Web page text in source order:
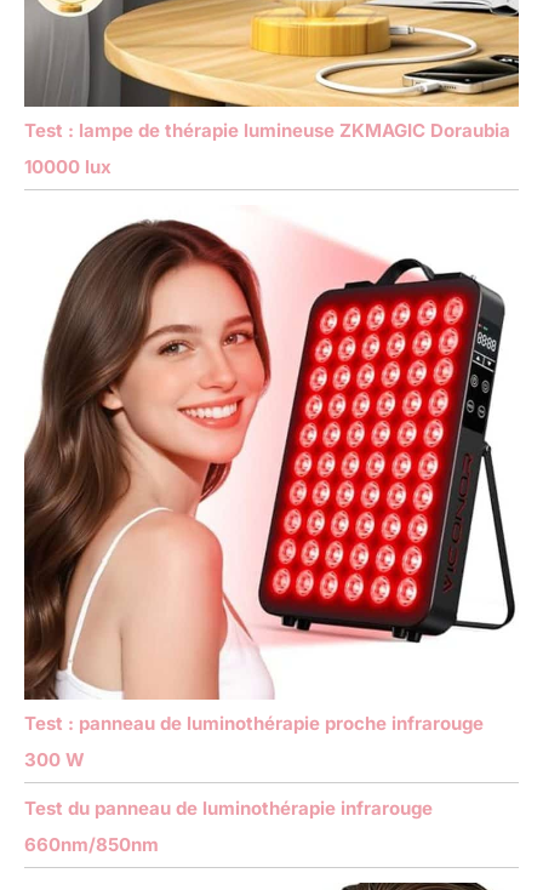
Test : lampe de thérapie lumineuse ZKMAGIC Doraubia
10000 lux
Test : panneau de luminothérapie proche infrarouge
300 W
Test du panneau de luminothérapie infrarouge
660nm/850nm